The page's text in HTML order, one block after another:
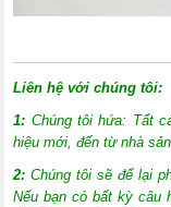
Liên hệ với chúng tôi:
1: Chúng tôi hứa: Tất
hiệu mới, đến từ nhà
2: Chúng tôi sẽ để lại
Nếu bạn có bất kỳ câu